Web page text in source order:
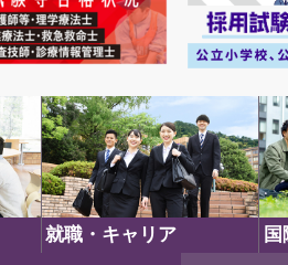
就職・キャリア